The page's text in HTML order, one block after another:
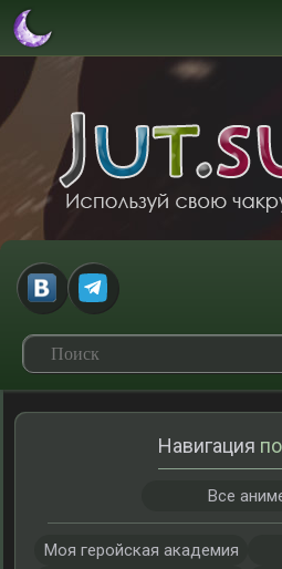
Навигация
Все
Моя геройская академия